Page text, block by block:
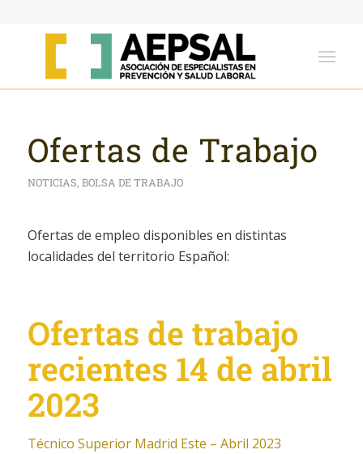
Ofertas de Trabajo
NOTICIAS, BOLSA DE TRABAJO
Ofertas de empleo disponibles en distintas
localidades del territorio Español:
Ofertas de trabajo
recientes 14 de abril
2023
Técnico Superior Madrid Este – Abril 2023